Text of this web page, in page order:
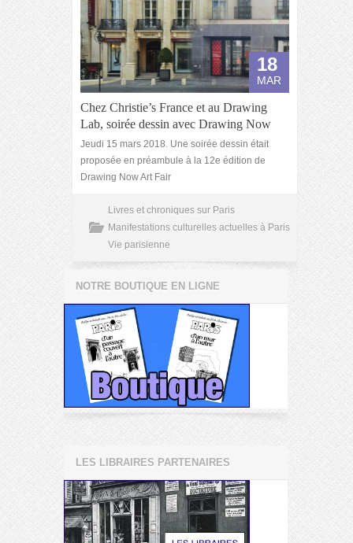
18
MAR
Chez Christie’s France et au Drawing
Lab, soirée dessin avec Drawing Now
Jeudi 15 mars 2018. Une soirée dessin était
proposée en préambule à la 12e édition de
Drawing Now Art Fair
Livres et chroniques sur Paris
Manifestations culturelles actuelles à Paris
Vie parisienne
NOTRE BOUTIQUE EN LIGNE
LES LIBRAIRES PARTENAIRES